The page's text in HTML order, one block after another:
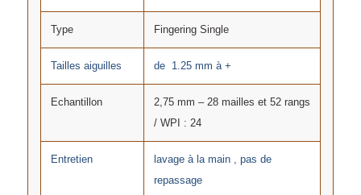
Type Fingering Single
Tailles aiguilles de 1.25 mm à +
Echantillon
2,75 mm – 28 mailles et 52 rangs
/ WPI : 24
Entretien
lavage à la main , pas de
repassage